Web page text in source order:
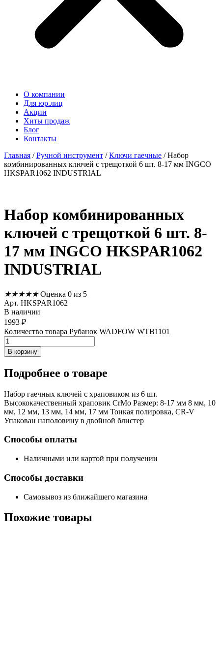
О компании
Для юр.лиц
Акции
Хиты продаж
Блог
Контакты
Главная /Ручной инструмент /Ключи гаечные / Набор
комбинированных ключей с трещоткой 6 шт. 8-17 мм INGCO
HKSPAR1062 INDUSTRIAL
Набор комбинированных
ключей с трещоткой 6 шт. 8-
17 мм INGCO HKSPAR1062
INDUSTRIAL
★★★★★ Оценка 0 из 5
Арт. HKSPAR1062
В наличии
1993 ₽
Количество товара Рубанок WADFOW WTB1101
В корзину
Подробнее о товаре
Набор гаечных ключей с храповиком из 6 шт.
Высококачественный храповик CrMo Размер: 8-17 мм 8 мм, 10
мм, 12 мм, 13 мм, 14 мм, 17 мм Тонкая полировка, CR-V
Упакован наполовину в двойной блистер
Способы оплаты
Наличными или картой при получении
Способы доставки
Самовывоз из ближайшего магазина
Похожие товары